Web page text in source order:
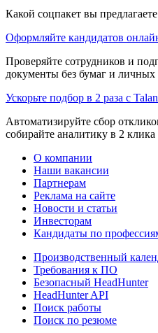
Какой соцпакет вы
Оформляйте кандидатов
Проверяйте сотрудников и
документы без бумаг и личных
Ускорьте подбор в 2 раза с
Автоматизируйте сбор
собирайте аналитику в 2 клика
О компании
Наши вакансии
Партнерам
Реклама на сайте
Новости и статьи
Инвесторам
Кандидаты по
Производственный
Требования к ПО
Безопасный HeadHunter
HeadHunter API
Поиск работы
Поиск по резюме